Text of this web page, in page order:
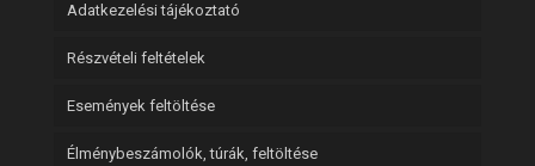
Adatkezelési tájékoztató
Részvételi feltételek
Események feltöltése
Élménybeszámolók, túrák, feltöltése